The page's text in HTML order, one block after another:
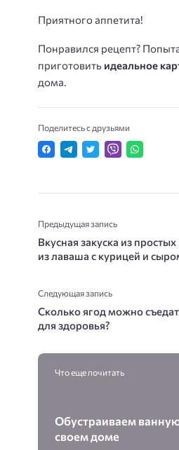
Приятного аппетита!
Понравился рецепт?
приготовить идеальное
дома.
Поделитесь с друзьями
Предыдущая запись
Вкусная закуска из
из лаваша с курицей и
Следующая запись
Сколько ягод можно
для здоровья?
Что еще почитать
Обустраиваем
своем доме